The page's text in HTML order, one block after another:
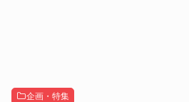
企画・特集